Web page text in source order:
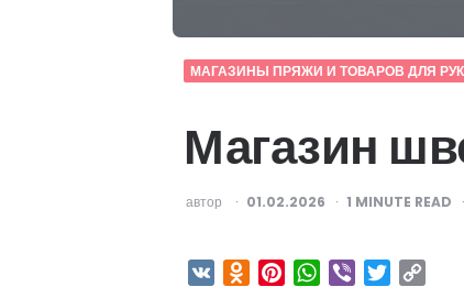
МАГАЗИНЫ ПРЯЖИ И ТОВАРОВ ДЛЯ
Магазин
ОПУБЛИКОВАНО
автор 01.02.2026 1 MINUTE READ
VK Odnoklassniki
PinterestWhatsApp
Viber Twitter